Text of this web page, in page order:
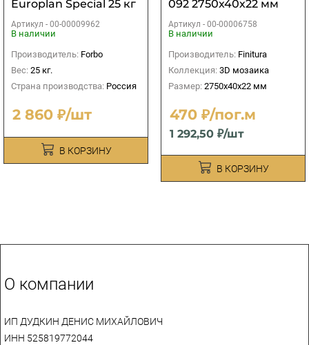
Europlan Special 25 кг
Артикул - 00-00009962
В наличии
Производитель: Forbo
Вес: 25 кг.
Страна производства: Россия
2 860 ₽/шт
В КОРЗИНУ
092 2750х40х22 мм
Артикул - 00-00006758
В наличии
Производитель: Finitura
Коллекция: 3D мозаика
Размер: 2750х40х22 мм
470 ₽/пог.м
1 292,50 ₽/шт
В КОРЗИНУ
О компании
ИП ДУДКИН ДЕНИС МИХАЙЛОВИЧ
ИНН 525819772044